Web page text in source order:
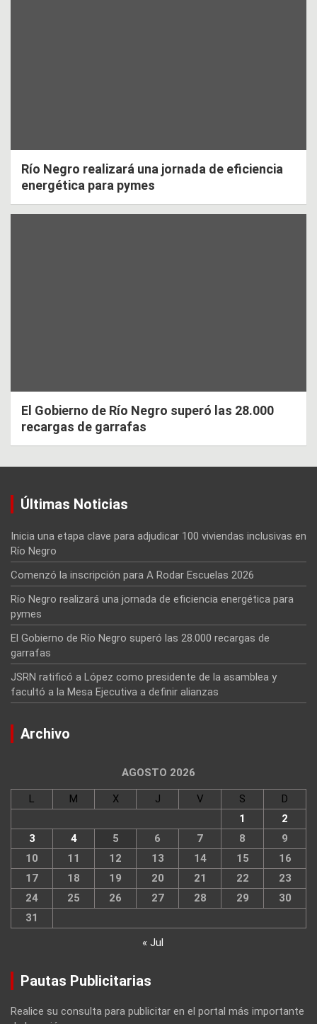
Río Negro realizará una jornada de eficiencia
energética para pymes
El Gobierno de Río Negro superó las 28.000
recargas de garrafas
Últimas Noticias
Inicia una etapa clave para adjudicar 100 viviendas inclusivas en
Río Negro
Comenzó la inscripción para A Rodar Escuelas 2026
Río Negro realizará una jornada de eficiencia energética para
pymes
El Gobierno de Río Negro superó las 28.000 recargas de
garrafas
JSRN ratificó a López como presidente de la asamblea y
facultó a la Mesa Ejecutiva a definir alianzas
Archivo
AGOSTO 2026
L M X J V S
D
1
2
3
4 5 6 7 8
9
10
11 12 13 14 15
16
17
18 19 20 21 22
23
24
25 26 27 28 29
30
31
« Jul
Pautas Publicitarias
Realice su consulta para publicitar en el portal más importante